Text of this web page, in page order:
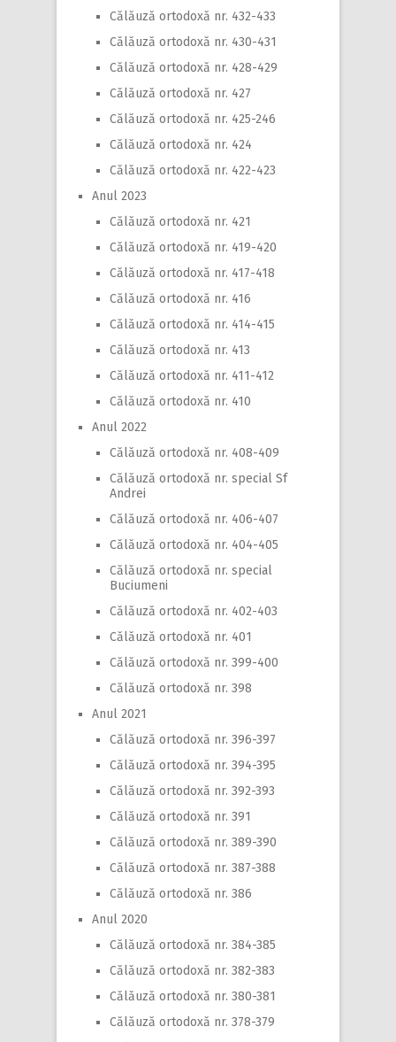
Călăuză ortodoxă nr. 432-433
Călăuză ortodoxă nr. 430-431
Călăuză ortodoxă nr. 428-429
Călăuză ortodoxă nr. 427
Călăuză ortodoxă nr. 425-246
Călăuză ortodoxă nr. 424
Călăuză ortodoxă nr. 422-423
Anul 2023
Călăuză ortodoxă nr. 421
Călăuză ortodoxă nr. 419-420
Călăuză ortodoxă nr. 417-418
Călăuză ortodoxă nr. 416
Călăuză ortodoxă nr. 414-415
Călăuză ortodoxă nr. 413
Călăuză ortodoxă nr. 411-412
Călăuză ortodoxă nr. 410
Anul 2022
Călăuză ortodoxă nr. 408-409
Călăuză ortodoxă nr. special Sf
Andrei
Călăuză ortodoxă nr. 406-407
Călăuză ortodoxă nr. 404-405
Călăuză ortodoxă nr. special
Buciumeni
Călăuză ortodoxă nr. 402-403
Călăuză ortodoxă nr. 401
Călăuză ortodoxă nr. 399-400
Călăuză ortodoxă nr. 398
Anul 2021
Călăuză ortodoxă nr. 396-397
Călăuză ortodoxă nr. 394-395
Călăuză ortodoxă nr. 392-393
Călăuză ortodoxă nr. 391
Călăuză ortodoxă nr. 389-390
Călăuză ortodoxă nr. 387-388
Călăuză ortodoxă nr. 386
Anul 2020
Călăuză ortodoxă nr. 384-385
Călăuză ortodoxă nr. 382-383
Călăuză ortodoxă nr. 380-381
Călăuză ortodoxă nr. 378-379